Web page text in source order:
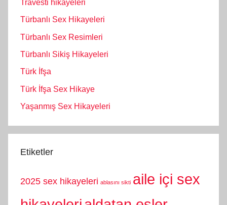
Travesti hikayeleri
Türbanlı Sex Hikayeleri
Türbanlı Sex Resimleri
Türbanlı Sikiş Hikayeleri
Türk İfşa
Türk İfşa Sex Hikaye
Yaşanmış Sex Hikayeleri
Etiketler
2025 sex hikayeleri ablasını sikti aile içi sex